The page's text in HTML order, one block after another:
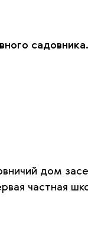
садовника
дом
частная